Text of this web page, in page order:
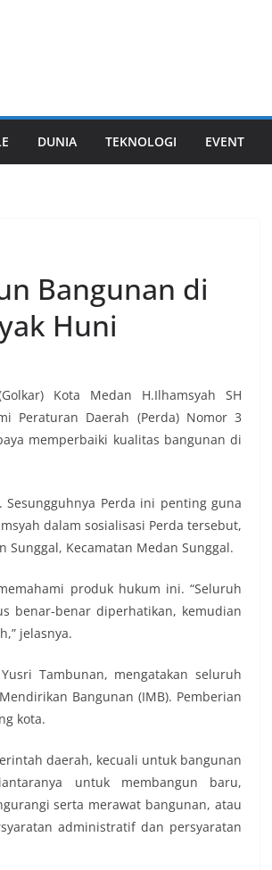
DUNIA TEKNOLOGI EVENT
Bangunan di
Huni
Kota Medan H.Ilhamsyah SH
Peraturan Daerah (Perda) Nomor 3
memperbaiki kualitas bangunan di
Perda ini penting guna
dalam sosialisasi Perda tersebut,
Sunggal, Kecamatan Medan Sunggal.
produk hukum ini. “Seluruh
benar-benar diperhatikan, kemudian
jelasnya.
Tambunan, mengatakan seluruh
Bangunan (IMB). Pemberian
kota.
daerah, kecuali untuk bangunan
untuk membangun baru,
serta merawat bangunan, atau
administratif dan persyaratan